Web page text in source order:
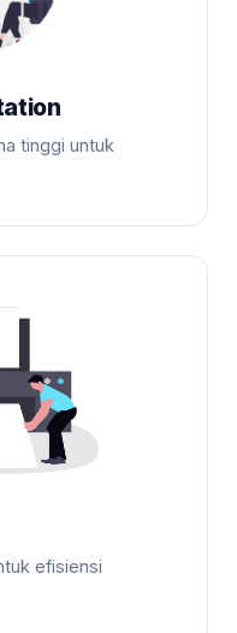
tinggi untuk
efisiensi